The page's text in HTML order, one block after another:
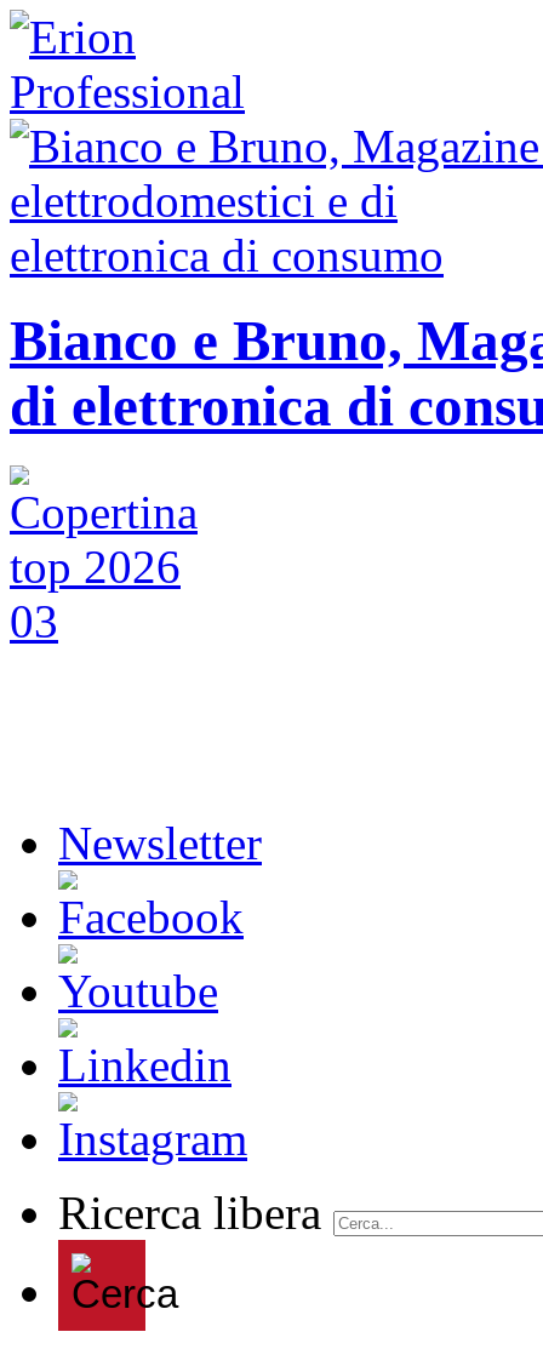
Bianco e Bruno,
di elettronica di
Newsletter
Ricerca libera